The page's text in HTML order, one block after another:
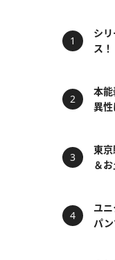
シ
ス
本
異
東
＆
ユ
パ